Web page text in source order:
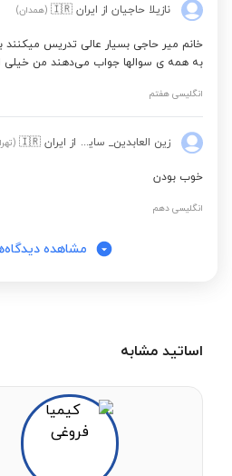
نازیلا حاجیان از ایران 🇮🇷 (همدان)
خانم میر حاجی بسیار عالی تدریس میکنند
به همه ی سوالها جواب می‌دهند من خیلی
انگلیسی هفتم
زین العابدین_ ساینا پور علی_سلامت از ایران 🇮🇷
خوب بودن
انگلیسی دهم
مشاهده
اساتید مشابه